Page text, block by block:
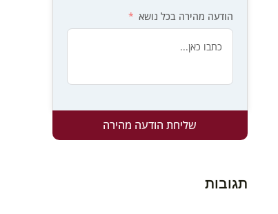
הודעה מהירה בכל נושא
שליחת הודעה מהירה
תגובות